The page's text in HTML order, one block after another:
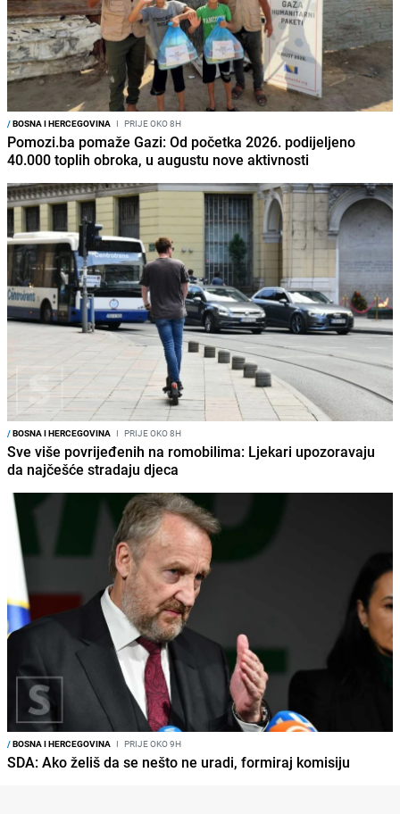
/BOSNA I HERCEGOVINA I PRIJE OKO 8H
Pomozi.ba pomaže Gazi: Od početka 2026. podijeljeno
40.000 toplih obroka, u augustu nove aktivnosti
/BOSNA I HERCEGOVINA I PRIJE OKO 8H
Sve više povrijeđenih na romobilima: Ljekari upozoravaju
da najčešće stradaju djeca
/BOSNA I HERCEGOVINA I PRIJE OKO 9H
SDA: Ako želiš da se nešto ne uradi, formiraj komisiju